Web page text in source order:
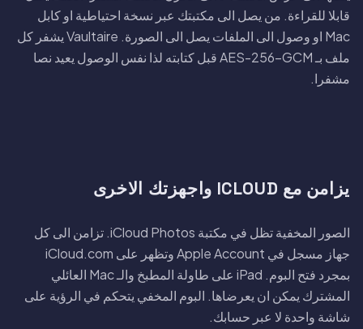
قابلا للقراءة. من يصل الى مكتبتك عبر نسخة احتياطية او كابل
Mac او وصول الى الملفات يصل الى الصورة. Vaultaire يشفر كل
ملف بـ AES-256-GCM قبل كتابته لذا نفس الوصول يعيد نصا
مشفرا.
يزامن مع ICLOUD واجهزتك الاخرى
الصور المخفية تظل في مكتبة iCloud Photos. تزامن الى كل
جهاز مسجل في Apple Account وتظهر على iCloud.com
بمجرد فتح البوم. iPad على طاولة المطبخ والـ Mac العائلي
المشترك يمكن ان يعرضاها. البوم المخفي يتحكم في الرؤية على
شاشة واحدة لا عبر حسابك.